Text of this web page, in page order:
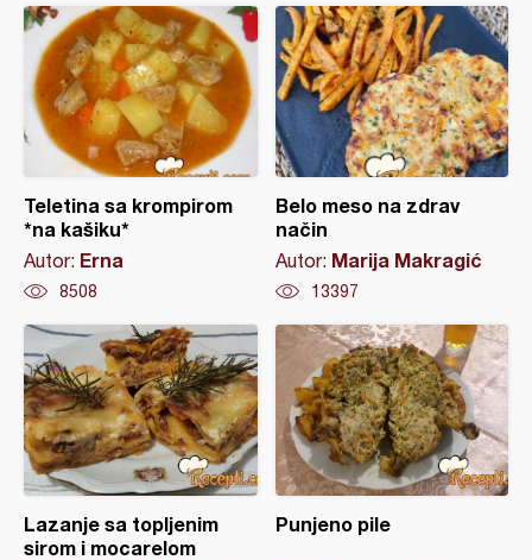
Teletina sa krompirom
*na kašiku*
Autor: Erna
8508
Belo meso na zdrav
način
Autor: Marija Makragić
13397
Lazanje sa topljenim
sirom i mocarelom
Punjeno pile